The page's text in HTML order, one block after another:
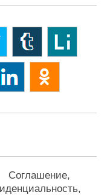
Соглашение